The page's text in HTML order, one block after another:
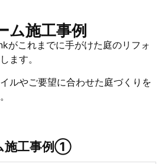
ム施工事例
がこれまでに手がけた庭のリフォ
ます。
ルやご要望に合わせた庭づくりを
施工事例①